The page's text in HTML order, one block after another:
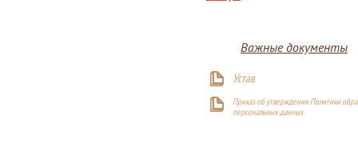
Важные документы
Устав
Приказ об утверждении Политики
персональных данных